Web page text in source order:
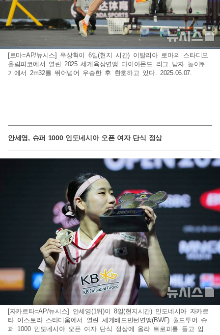
[로마=AP/뉴시스] 우상혁이 6일(현지 시간) 이탈리아 로마의 스타디오
올림피코에서 열린 2025 세계육상연맹 다이아몬드 리그 남자 높이뛰
기에서 2m32를 뛰어넘어 우승한 후 환호하고 있다. 2025.06.07.
안세영, 슈퍼 1000 인도네시아 오픈 여자 단식 정상
[자카르타=AP/뉴시스] 안세영(1위)이 8일(현지시간) 인도네시아 자카르
타 이스토라 스타디움에서 열린 세계배드민턴연맹(BWF) 월드투어 슈
퍼 1000 인도네시아 오픈 여자 단식 정상에 올라 트로피를 들고 입